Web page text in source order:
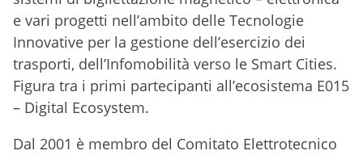
e vari progetti nell’ambito delle Tecnologie
Innovative per la gestione dell’esercizio dei
trasporti, dell’Infomobilità verso le Smart Cities.
Figura tra i primi partecipanti all’ecosistema E015
– Digital Ecosystem.
Dal 2001 è membro del Comitato Elettrotecnico